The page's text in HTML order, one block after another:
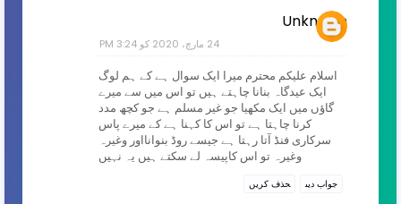
Unknown
24 مارچ، 2020 کو 3:24 PM
اسلام علیکم محترم میرا ایک سوال ہے کے ہم لوگ
ایک عیدگاہ بنانا چاہتے ہیں تو اس میں سے میرے
گاؤں میں ایک مکھیا جو غیر مسلم ہے جو کچھ مدد
کرنا چاہتا ہے تو اس کا کہنا ہے کے میرے پاس
سرکاری فنڈ آتا رہتا ہے جیسے روڈ بنوانااور وغیرہ
وغیرہ تو اس کاپیسہ لے سکتے ہیں یہ نہیں
جواب دیں حذف کریں